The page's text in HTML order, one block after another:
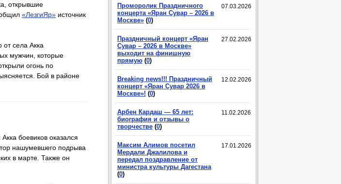
07.03.2026
Проморолик Праздничного
концерта «Яран Сувар – 2026 в
Москве» (0)
27.02.2026
Праздничный концерт «Яран
Сувар – 2026 в Москве»
выходит на финишную
прямую (0)
12.02.2026
Breaking news!!! Праздничный
концерт «Яран Сувар 2026 в
Москве»! (0)
11.02.2026
Арбен Кардаш — 65 лет:
биография и отзывы о
творчестве (0)
17.01.2026
Максим Алимов посетил
Мердали Джалилова и
передал поздравление от
министра культуры Дагестана
(0)
открывшие
«ЛезгиЯр» источник
села Акка
мужчин, которые
огонь по
Бой в районе
боевиков оказался
нашумевшего подрыва
в марте. Также он